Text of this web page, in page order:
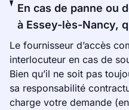
En cas de panne ou
à Essey-lès-Nancy,
Le fournisseur d’accès
interlocuteur en cas de
Bien qu’il ne soit pas
sa responsabilité
charge votre demande